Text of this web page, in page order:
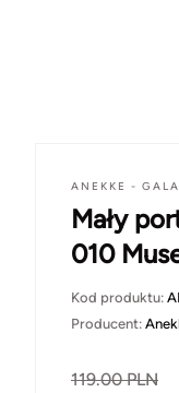
ANEKKE -
Mały
010
Kod produktu:
Producent:
119.00PLN